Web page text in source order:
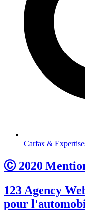
Carfax &
Ⓒ 2020
123 Agency
pour